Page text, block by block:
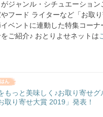
ジャンル・ シチュエーション
フード ライターなど「 お取
ベントに連動した特集コーナ
をご紹介♪ おとりよせネットは
もっと美味しく♪お取り寄せグ
取り寄せ大賞 2019」発表！